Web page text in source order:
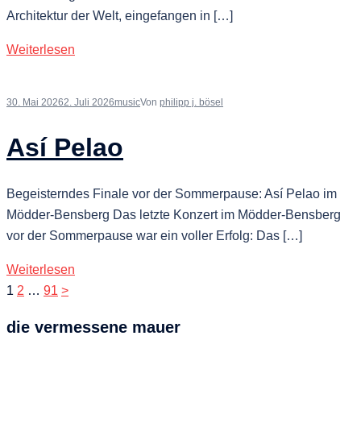
Architektur der Welt, eingefangen in […]
Weiterlesen
30. Mai 20262. Juli 2026musicVon philipp j. bösel
Así Pelao
Begeisterndes Finale vor der Sommerpause: Así Pelao im
Mödder-Bensberg Das letzte Konzert im Mödder-Bensberg
vor der Sommerpause war ein voller Erfolg: Das […]
Weiterlesen
Seitennummerierung
Beiträge
1 2 … 91 >
die vermessene mauer